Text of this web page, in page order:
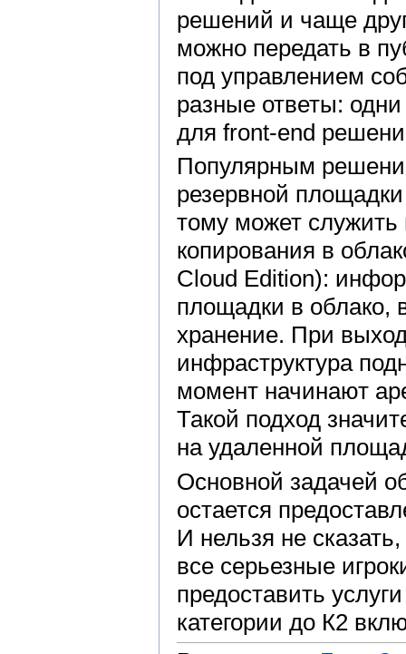
решений и чаще
можно передать в
под управлением
разные ответы:
для front-end
Популярным
резервной
тому может служить
копирования в
Cloud Edition):
площадки в облако,
хранение. При
инфраструктура
момент начинают
Такой подход
на удаленной
Основной задачей
остается
И нельзя не
все серьезные
предоставить
категории до К2